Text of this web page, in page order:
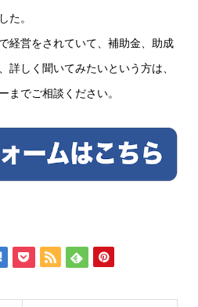
た。
経営をされていて、補助金、助成
詳しく聞いてみたいという方は、
までご相談ください。